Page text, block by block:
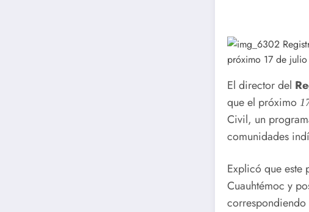
El director del
que el próximo
Civil, un
comunidades
Explicó que
Cuauhtémoc y